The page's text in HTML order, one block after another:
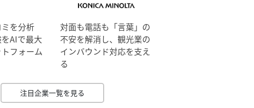
を分析
AIで最大
フォーム
対面も電話も「言葉」の
不安を解消し、観光業の
インバウンド対応を支え
る
注目企業一覧を見る